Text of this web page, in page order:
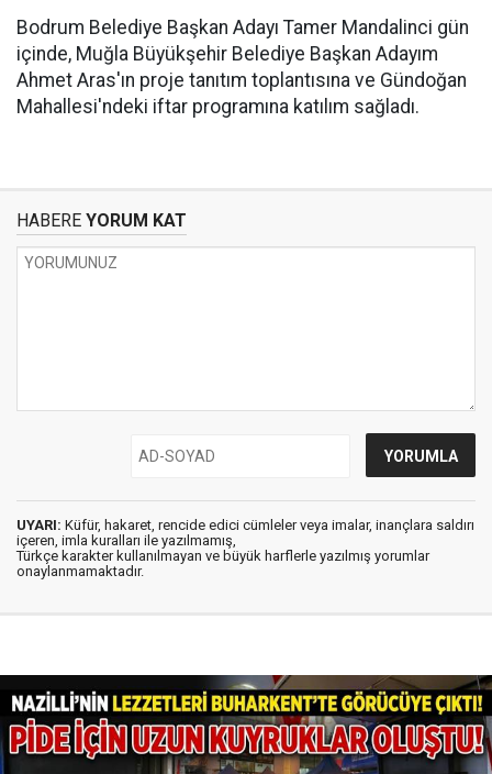
Bodrum Belediye Başkan Adayı Tamer Mandalinci gün
içinde, Muğla Büyükşehir Belediye Başkan Adayım
Ahmet Aras'ın proje tanıtım toplantısına ve Gündoğan
Mahallesi'ndeki iftar programına katılım sağladı.
HABERE YORUM KAT
UYARI: Küfür, hakaret, rencide edici cümleler veya imalar, inançlara saldırı
içeren, imla kuralları ile yazılmamış,
Türkçe karakter kullanılmayan ve büyük harflerle yazılmış yorumlar
onaylanmamaktadır.